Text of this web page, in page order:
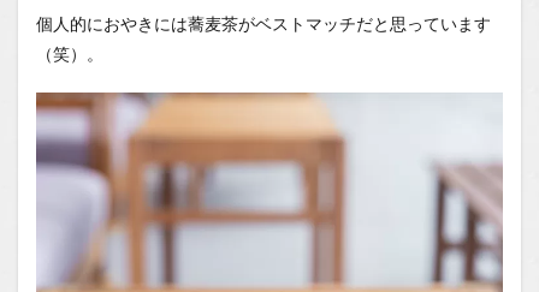
個人的におやきには蕎麦茶がベストマッチだと思っています
（笑）。